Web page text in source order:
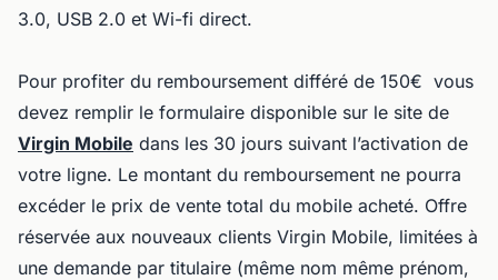
3.0, USB 2.0 et Wi-fi direct.
Pour profiter du remboursement différé de 150€ vous
devez remplir le formulaire disponible sur le site de
Virgin Mobile dans les 30 jours suivant l’activation de
votre ligne. Le montant du remboursement ne pourra
excéder le prix de vente total du mobile acheté. Offre
réservée aux nouveaux clients Virgin Mobile, limitées à
une demande par titulaire (même nom même prénom,